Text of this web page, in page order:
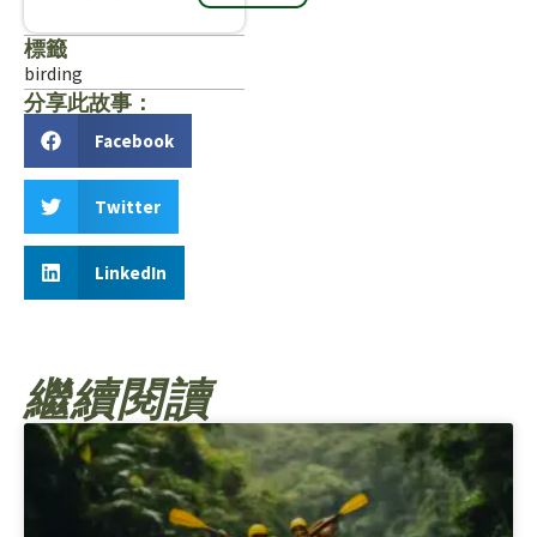
標籤
birding
分享此故事：
Facebook
Twitter
LinkedIn
繼續閱讀